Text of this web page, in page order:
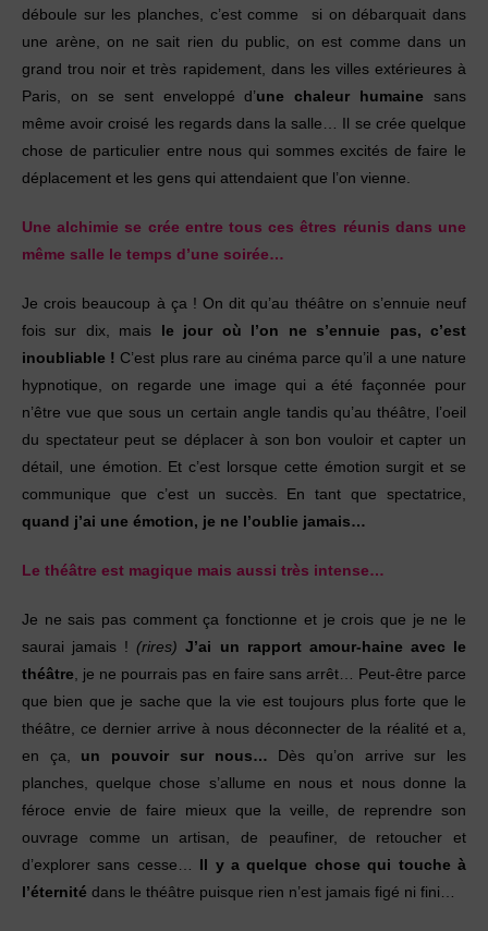
déboule sur les planches, c’est comme si on débarquait dans
une arène, on ne sait rien du public, on est comme dans un
grand trou noir et très rapidement, dans les villes extérieures à
Paris, on se sent enveloppé d’une chaleur humaine sans
même avoir croisé les regards dans la salle… Il se crée quelque
chose de particulier entre nous qui sommes excités de faire le
déplacement et les gens qui attendaient que l’on vienne.
Une alchimie se crée entre tous ces êtres réunis dans une
même salle le temps d’une soirée…
Je crois beaucoup à ça ! On dit qu’au théâtre on s’ennuie neuf
fois sur dix, mais le jour où l’on ne s’ennuie pas, c’est
inoubliable ! C’est plus rare au cinéma parce qu’il a une nature
hypnotique, on regarde une image qui a été façonnée pour
n’être vue que sous un certain angle tandis qu’au théâtre, l’oeil
du spectateur peut se déplacer à son bon vouloir et capter un
détail, une émotion. Et c’est lorsque cette émotion surgit et se
communique que c’est un succès. En tant que spectatrice,
quand j’ai une émotion, je ne l’oublie jamais…
Le théâtre est magique mais aussi très intense…
Je ne sais pas comment ça fonctionne et je crois que je ne le
saurai jamais ! (rires) J’ai un rapport amour-haine avec le
théâtre, je ne pourrais pas en faire sans arrêt… Peut-être parce
que bien que je sache que la vie est toujours plus forte que le
théâtre, ce dernier arrive à nous déconnecter de la réalité et a,
en ça, un pouvoir sur nous… Dès qu’on arrive sur les
planches, quelque chose s’allume en nous et nous donne la
féroce envie de faire mieux que la veille, de reprendre son
ouvrage comme un artisan, de peaufiner, de retoucher et
d’explorer sans cesse… Il y a quelque chose qui touche à
l’éternité dans le théâtre puisque rien n’est jamais figé ni fini…